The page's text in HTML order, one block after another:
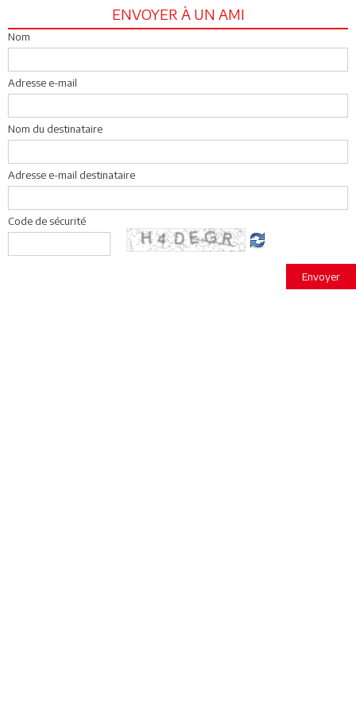
ENVOYER À UN AMI
Nom
Adresse e-mail
Nom du destinataire
Adresse e-mail destinataire
Code de sécurité
Envoyer